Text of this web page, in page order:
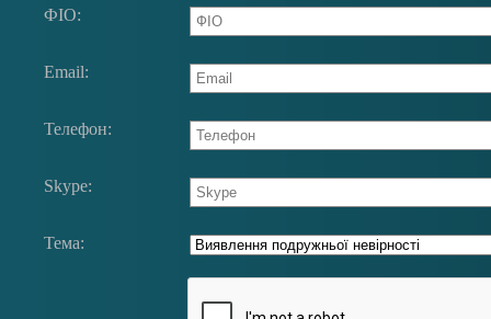
ФIО:
Email:
Телефон:
Skype:
Тема: